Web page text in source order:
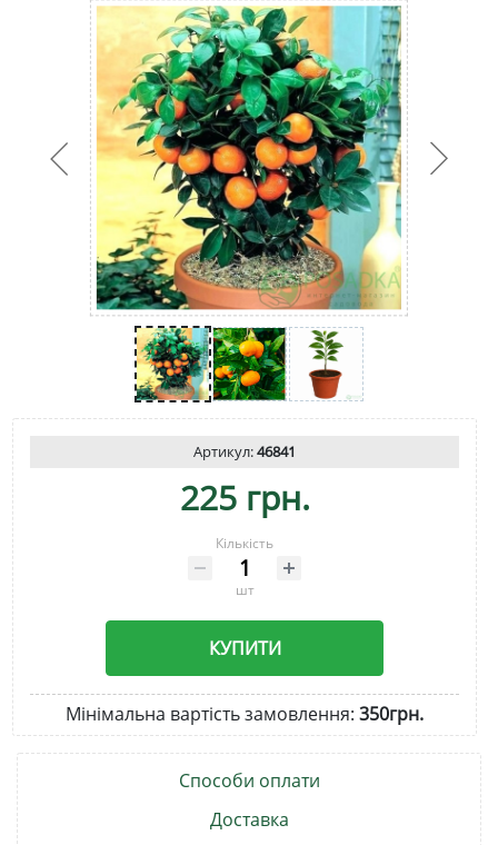
Артикул:46841
225 грн.
Кількість
шт
КУПИТИ
Мінімальна вартість замовлення: 350грн.
Способи оплати
Доставка